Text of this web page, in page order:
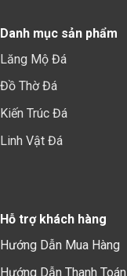
Danh mục sản phẩm
Lăng Mộ Đá
Đồ Thờ Đá
Kiến Trúc Đá
Linh Vật Đá
Hỗ trợ khách hàng
Hướng Dẫn Mua Hàng
Hướng Dẫn Thanh Toán